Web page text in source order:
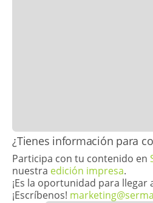
​¿Tienes información para
Participa con tu contenido en
nuestra edición impresa.
¡Es la oportunidad para llegar
¡Escríbenos!